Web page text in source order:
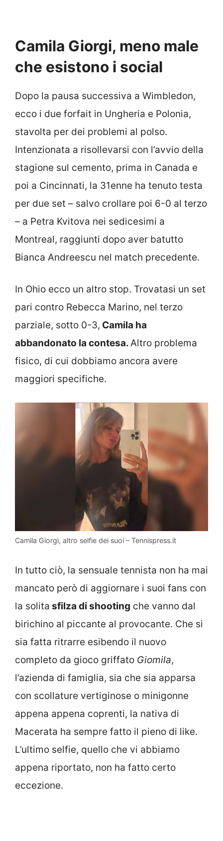
Camila Giorgi, meno male
che esistono i social
Dopo la pausa successiva a Wimbledon,
ecco i due forfait in Ungheria e Polonia,
stavolta per dei problemi al polso.
Intenzionata a risollevarsi con l’avvio della
stagione sul cemento, prima in Canada e
poi a Cincinnati, la 31enne ha tenuto testa
per due set – salvo crollare poi 6-0 al terzo
– a Petra Kvitova nei sedicesimi a
Montreal, raggiunti dopo aver batutto
Bianca Andreescu nel match precedente.
In Ohio ecco un altro stop. Trovatasi un set
pari contro Rebecca Marino, nel terzo
parziale, sotto 0-3, Camila ha
abbandonato la contesa.Altro problema
fisico, di cui dobbiamo ancora avere
maggiori specifiche.
Camila Giorgi, altro selfie dei suoi – Tennispress.it
In tutto ciò, la sensuale tennista non ha mai
mancato però di aggiornare i suoi fans con
la solita sfilza di shooting che vanno dal
birichino al piccante al provocante. Che si
sia fatta ritrarre esibendo il nuovo
completo da gioco griffato Giomila,
l’azienda di famiglia, sia che sia apparsa
con scollature vertiginose o minigonne
appena appena coprenti, la nativa di
Macerata ha sempre fatto il pieno di like.
L’ultimo selfie, quello che vi abbiamo
appena riportato, non ha fatto certo
eccezione.